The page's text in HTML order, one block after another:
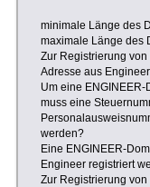
minimale Länge des
maximale Länge des
Zur Registrierung
Adresse aus
Um eine
muss eine
werden?
Eine ENGINEER-
Engineer registriert
Zur Registrierung